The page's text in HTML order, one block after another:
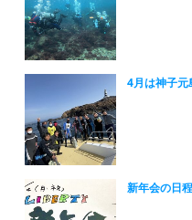
4月は神子元
新年会の日